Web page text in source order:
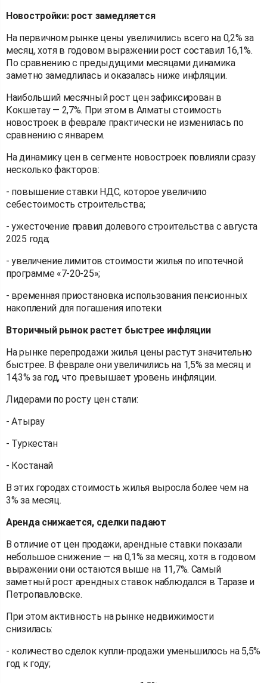
Новостройки: рост замедляется
На первичном рынке цены увеличились всего на 0,2% за
месяц, хотя в годовом выражении рост составил 16,1%.
По сравнению с предыдущими месяцами динамика
заметно замедлилась и оказалась ниже инфляции.
Наибольший месячный рост цен зафиксирован в
Кокшетау — 2,7%. При этом в Алматы стоимость
новостроек в феврале практически не изменилась по
сравнению с январем.
На динамику цен в сегменте новостроек повлияли сразу
несколько факторов:
- повышение ставки НДС, которое увеличило
себестоимость строительства;
- ужесточение правил долевого строительства с августа
2025 года;
- увеличение лимитов стоимости жилья по ипотечной
программе «7-20-25»;
- временная приостановка использования пенсионных
накоплений для погашения ипотеки.
Вторичный рынок растет быстрее инфляции
На рынке перепродажи жилья цены растут значительно
быстрее. В феврале они увеличились на 1,5% за месяц и
14,3% за год, что превышает уровень инфляции.
Лидерами по росту цен стали:
- Атырау
- Туркестан
- Костанай
В этих городах стоимость жилья выросла более чем на
3% за месяц.
Аренда снижается, сделки падают
В отличие от цен продажи, арендные ставки показали
небольшое снижение — на 0,1% за месяц, хотя в годовом
выражении они остаются выше на 11,7%. Самый
заметный рост арендных ставок наблюдался в Таразе и
Петропавловске.
При этом активность на рынке недвижимости
снизилась:
- количество сделок купли-продажи уменьшилось на 5,5%
год к году;